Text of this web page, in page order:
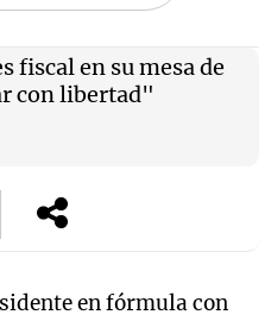
fiscal en su mesa de
con libertad"
en fórmula con